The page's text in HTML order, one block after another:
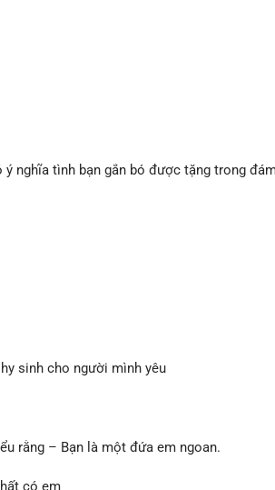
nghĩa tình bạn gắn bó được tặng trong
sinh cho người mình yêu
rằng – Bạn là một đứa em ngoan.
có em